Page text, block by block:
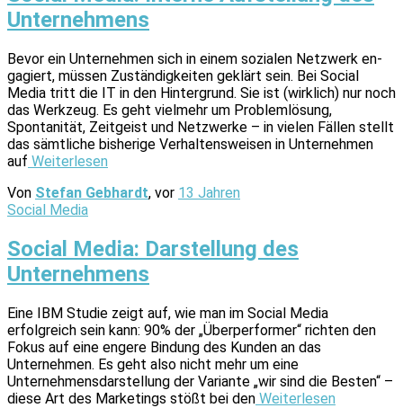
Unternehmens
Bevor ein Unternehmen sich in einem sozialen Netzwerk en­
ga­giert, müssen Zuständigkeiten geklärt sein. Bei Social
Media tritt die IT in den Hintergrund. Sie ist (wirklich) nur noch
das Werkzeug. Es geht vielmehr um Problemlösung,
Spontanität, Zeitgeist und Netzwerke – in vielen Fällen stellt
das sämtliche bisherige Verhaltensweisen in Unternehmen
auf Weiterlesen
Von Stefan Gebhardt, vor 13 Jahren
Social Media
Social Media: Darstellung des
Unternehmens
Eine IBM Studie zeigt auf, wie man im Social Media
erfolgreich sein kann: 90% der „Überperformer“ richten den
Fokus auf eine engere Bindung des Kunden an das
Unternehmen. Es geht also nicht mehr um eine
Unternehmensdarstellung der Variante „wir sind die Besten“ –
diese Art des Marketings stößt bei den Weiterlesen